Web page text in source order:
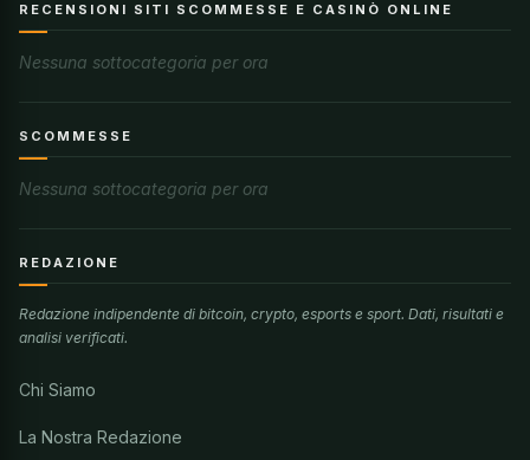
RECENSIONI SITI SCOMMESSE E CASINÒ ONLINE
Nessuna sottocategoria per ora
SCOMMESSE
Nessuna sottocategoria per ora
REDAZIONE
Redazione indipendente di bitcoin, crypto, esports e sport. Dati, risultati e
analisi verificati.
Chi Siamo
La Nostra Redazione